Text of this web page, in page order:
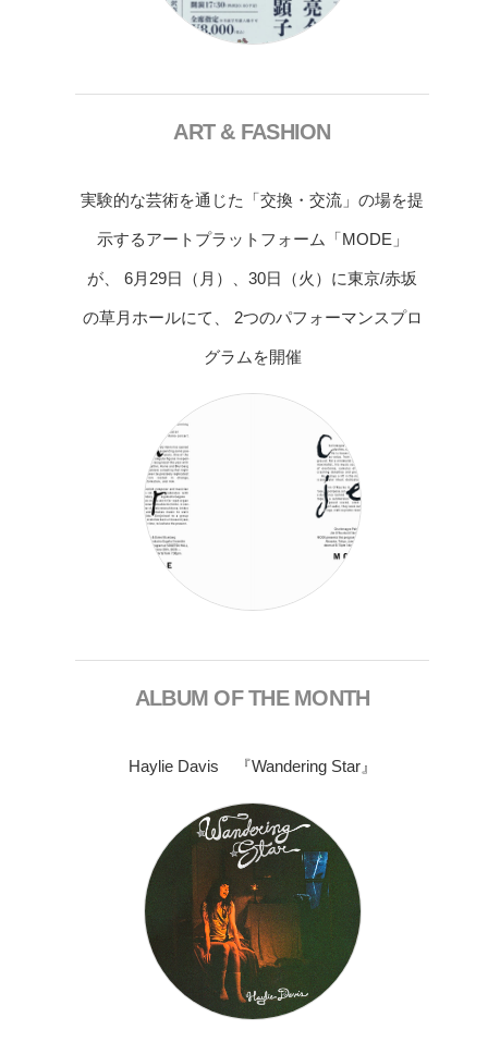
ART & FASHION
実験的な芸術を通じた「交換・交流」の場を提
示するアートプラットフォーム「MODE」
が、 6月29日（月）、30日（火）に東京/赤坂
の草月ホールにて、 2つのパフォーマンスプロ
グラムを開催
ALBUM OF THE MONTH
Haylie Davis 『Wandering Star』